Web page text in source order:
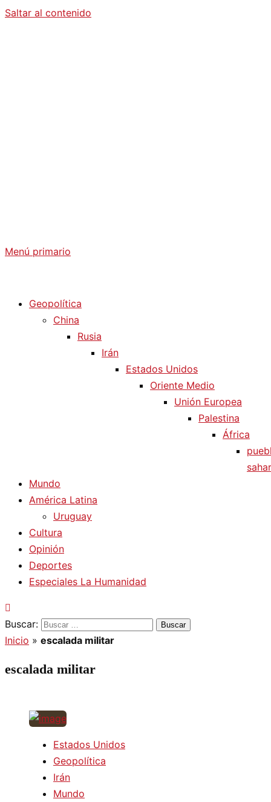
Saltar al contenido
Menú primario
Geopolítica
China
Rusia
Irán
Estados Unidos
Oriente Medio
Unión Europea
Palestina
África
Mundo
América Latina
Uruguay
Cultura
Opinión
Deportes
Especiales La Humanidad
Buscar:
Inicio » escalada militar
escalada militar
Estados Unidos
Geopolítica
Irán
Mundo